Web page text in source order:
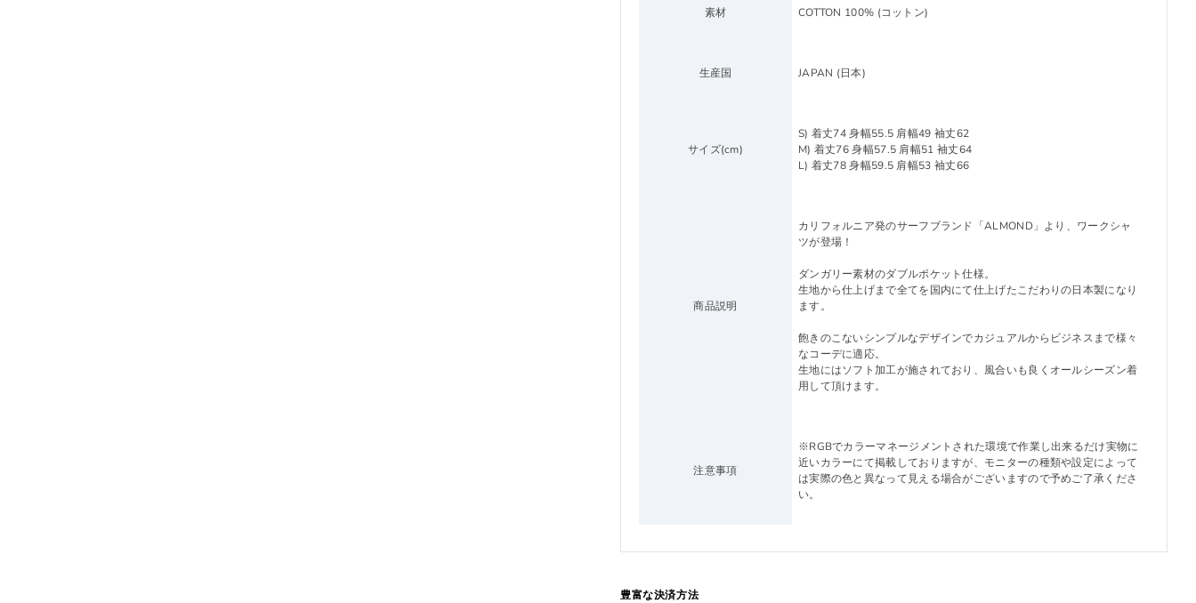
素材 COTTON 100% (コットン)
生産国 JAPAN (日本)
サイズ(cm)
S) 着丈74 身幅55.5 肩幅49 袖丈62
M) 着丈76 身幅57.5 肩幅51 袖丈64
L) 着丈78 身幅59.5 肩幅53 袖丈66
商品説明
カリフォルニア発のサーフブランド「ALMOND」より、ワークシャ
ツが登場！
ダンガリー素材のダブルポケット仕様。
生地から仕上げまで全てを国内にて仕上げたこだわりの日本製になり
ます。
飽きのこないシンプルなデザインでカジュアルからビジネスまで様々
なコーデに適応。
生地にはソフト加工が施されており、風合いも良くオールシーズン着
用して頂けます。
注意事項
※RGBでカラーマネージメントされた環境で作業し出来るだけ実物に
近いカラーにて掲載しておりますが、モニターの種類や設定によって
は実際の色と異なって見える場合がございますので予めご了承くださ
い。
豊富な決済方法